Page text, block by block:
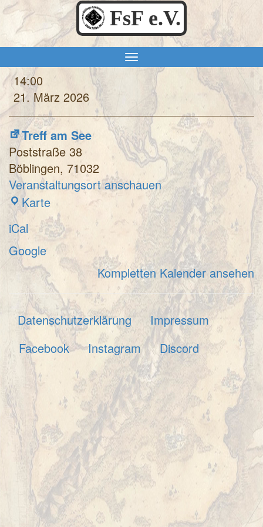
FsF e.V.
Spielesamstag
14:00
21. März 2026
Treff am See
Poststraße 38
Böblingen, 71032
Veranstaltungsort anschauen
KarteTreff
am
See
iCal
Google
Kompletten Kalender ansehen
Datenschutzerklärung
Impressum
Facebook
Instagram Discord